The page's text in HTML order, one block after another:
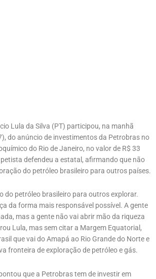
Lula da Silva (PT) participou, na manhã
do anúncio de investimentos da Petrobras no
do Rio de Janeiro, no valor de R$ 33
defendeu a estatal, afirmando que não
do petróleo brasileiro para outros países.
do petróleo brasileiro para outros explorar.
da forma mais responsável possível. A gente
mas a gente não vai abrir mão da riqueza
Lula, mas sem citar a Margem Equatorial,
que vai do Amapá ao Rio Grande do Norte e
fronteira de exploração de petróleo e gás.
que a Petrobras tem de investir em